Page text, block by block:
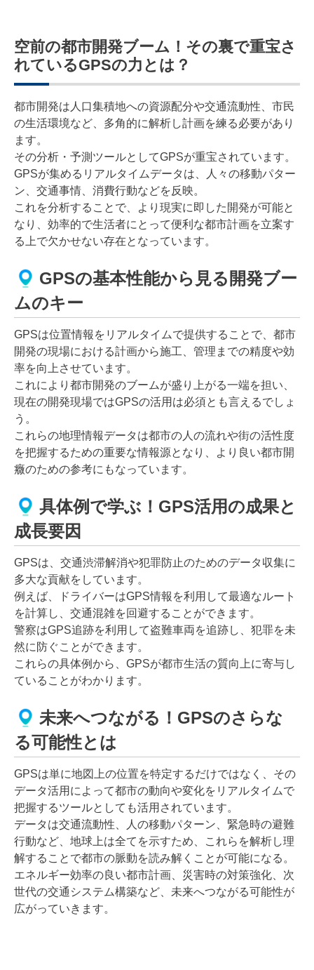
空前の都市開発ブーム！その裏で重宝さ
れているGPSの力とは？
都市開発は人口集積地への資源配分や交通流動性、市民
の生活環境など、多角的に解析し計画を練る必要があり
ます。
その分析・予測ツールとしてGPSが重宝されています。
GPSが集めるリアルタイムデータは、人々の移動パター
ン、交通事情、消費行動などを反映。
これを分析することで、より現実に即した開発が可能と
なり、効率的で生活者にとって便利な都市計画を立案す
る上で欠かせない存在となっています。
GPSの基本性能から見る開発ブー
ムのキー
GPSは位置情報をリアルタイムで提供することで、都市
開発の現場における計画から施工、管理までの精度や効
率を向上させています。
これにより都市開発のブームが盛り上がる一端を担い、
現在の開発現場ではGPSの活用は必須とも言えるでしょ
う。
これらの地理情報データは都市の人の流れや街の活性度
を把握するための重要な情報源となり、より良い都市開
癓のための参考にもなっています。
具体例で学ぶ！GPS活用の成果と
成長要因
GPSは、交通渋滞解消や犯罪防止のためのデータ収集に
多大な貢献をしています。
例えば、ドライバーはGPS情報を利用して最適なルート
を計算し、交通混雑を回避することができます。
警察はGPS追跡を利用して盗難車両を追跡し、犯罪を未
然に防ぐことができます。
これらの具体例から、GPSが都市生活の質向上に寄与し
ていることがわかります。
未来へつながる！GPSのさらな
る可能性とは
GPSは単に地図上の位置を特定するだけではなく、その
データ活用によって都市の動向や変化をリアルタイムで
把握するツールとしても活用されています。
データは交通流動性、人の移動パターン、緊急時の避難
行動など、地球上は全てを示すため、これらを解析し理
解することで都市の脈動を読み解くことが可能になる。
エネルギー効率の良い都市計画、災害時の対策強化、次
世代の交通システム構築など、未来へつながる可能性が
広がっていきます。